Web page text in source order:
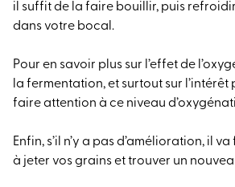
il suffit de la faire bouillir, puis
dans votre bocal.
Pour en savoir plus sur l’effet de
la fermentation, et surtout sur
faire attention à ce niveau
Enfin, s’il n’y a pas d’amélioration, il
à jeter vos grains et trouver un